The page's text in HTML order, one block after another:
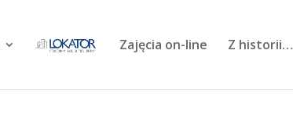
Zajęcia on-line Z historii…